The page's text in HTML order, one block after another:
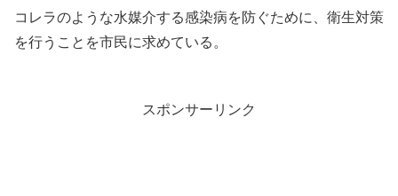
コレラのような水媒介する感染病を防ぐために、衛生対策
を行うことを市民に求めている。
スポンサーリンク